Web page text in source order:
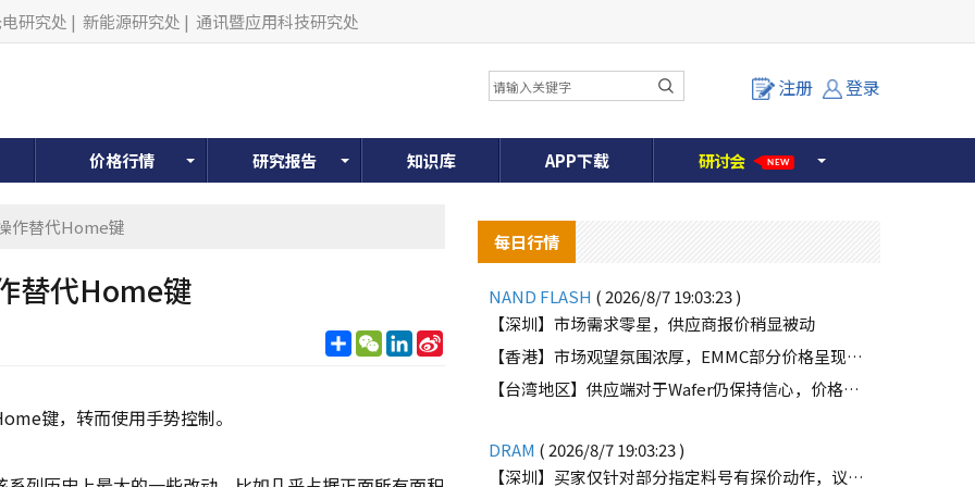
研究处 | 新能源研究处 | 通讯暨应用科技研究处
注册 登录
价格行情 研究报告 知识库 APP下载 研讨会 NEW
作替代Home键
替代Home键
分
享
WeChatLinkedIn
Sina
Weibo
键，转而使用手势控制。
每日行情
NAND FLASH ( 2026/8/7 19:03:23 )
【深圳】市场需求零星，供应商报价稍显被动
【香港】市场观望氛围浓厚，EMMC部分价格呈现下滑趋势
【台湾地区】供应端对于Wafer仍保持信心，价格微幅上扬且惜售态度不变
DRAM ( 2026/8/7 19:03:23 )
【深圳】买家仅针对部分指定料号有探价动作，议价动作有所减少